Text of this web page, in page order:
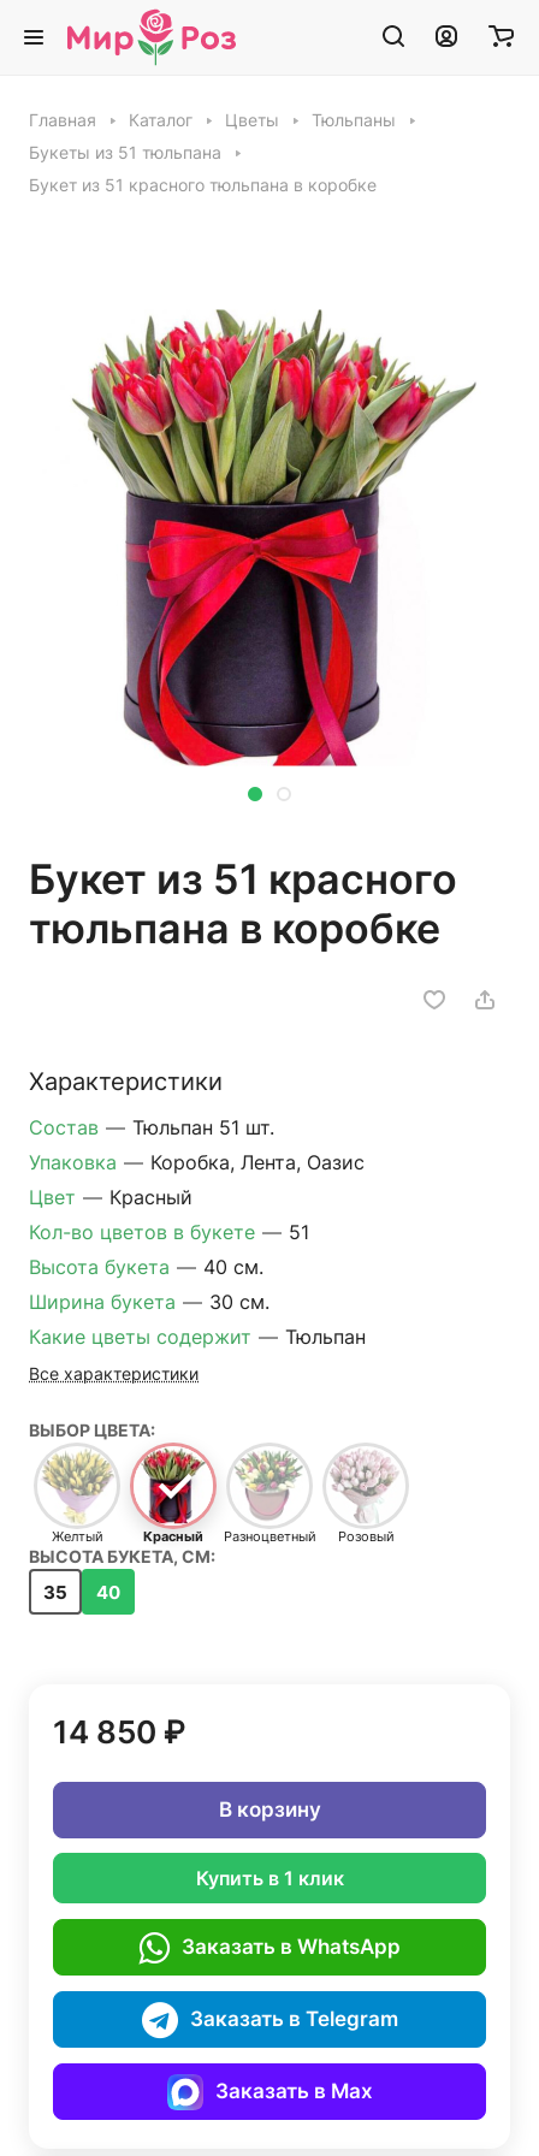
Главная Каталог Цветы
Тюльпаны
Букеты из 51 тюльпана
Букет из 51 красного тюльпана в коробке
Букет из 51 красного
тюльпана в коробке
Характеристики
Состав — Тюльпан 51 шт.
Упаковка — Коробка, Лента, Оазис
Цвет — Красный
Кол-во цветов в букете — 51
Высота букета — 40 см.
Ширина букета — 30 см.
Какие цветы содержит — Тюльпан
Все характеристики
ВЫБОР ЦВЕТА:
Желтый Красный Разноцветный Розовый
ВЫСОТА БУКЕТА, СМ:
35 40
14 850 ₽
В корзину
Купить в 1 клик
Заказать в WhatsApp
Заказать в Telegram
Заказать в Max